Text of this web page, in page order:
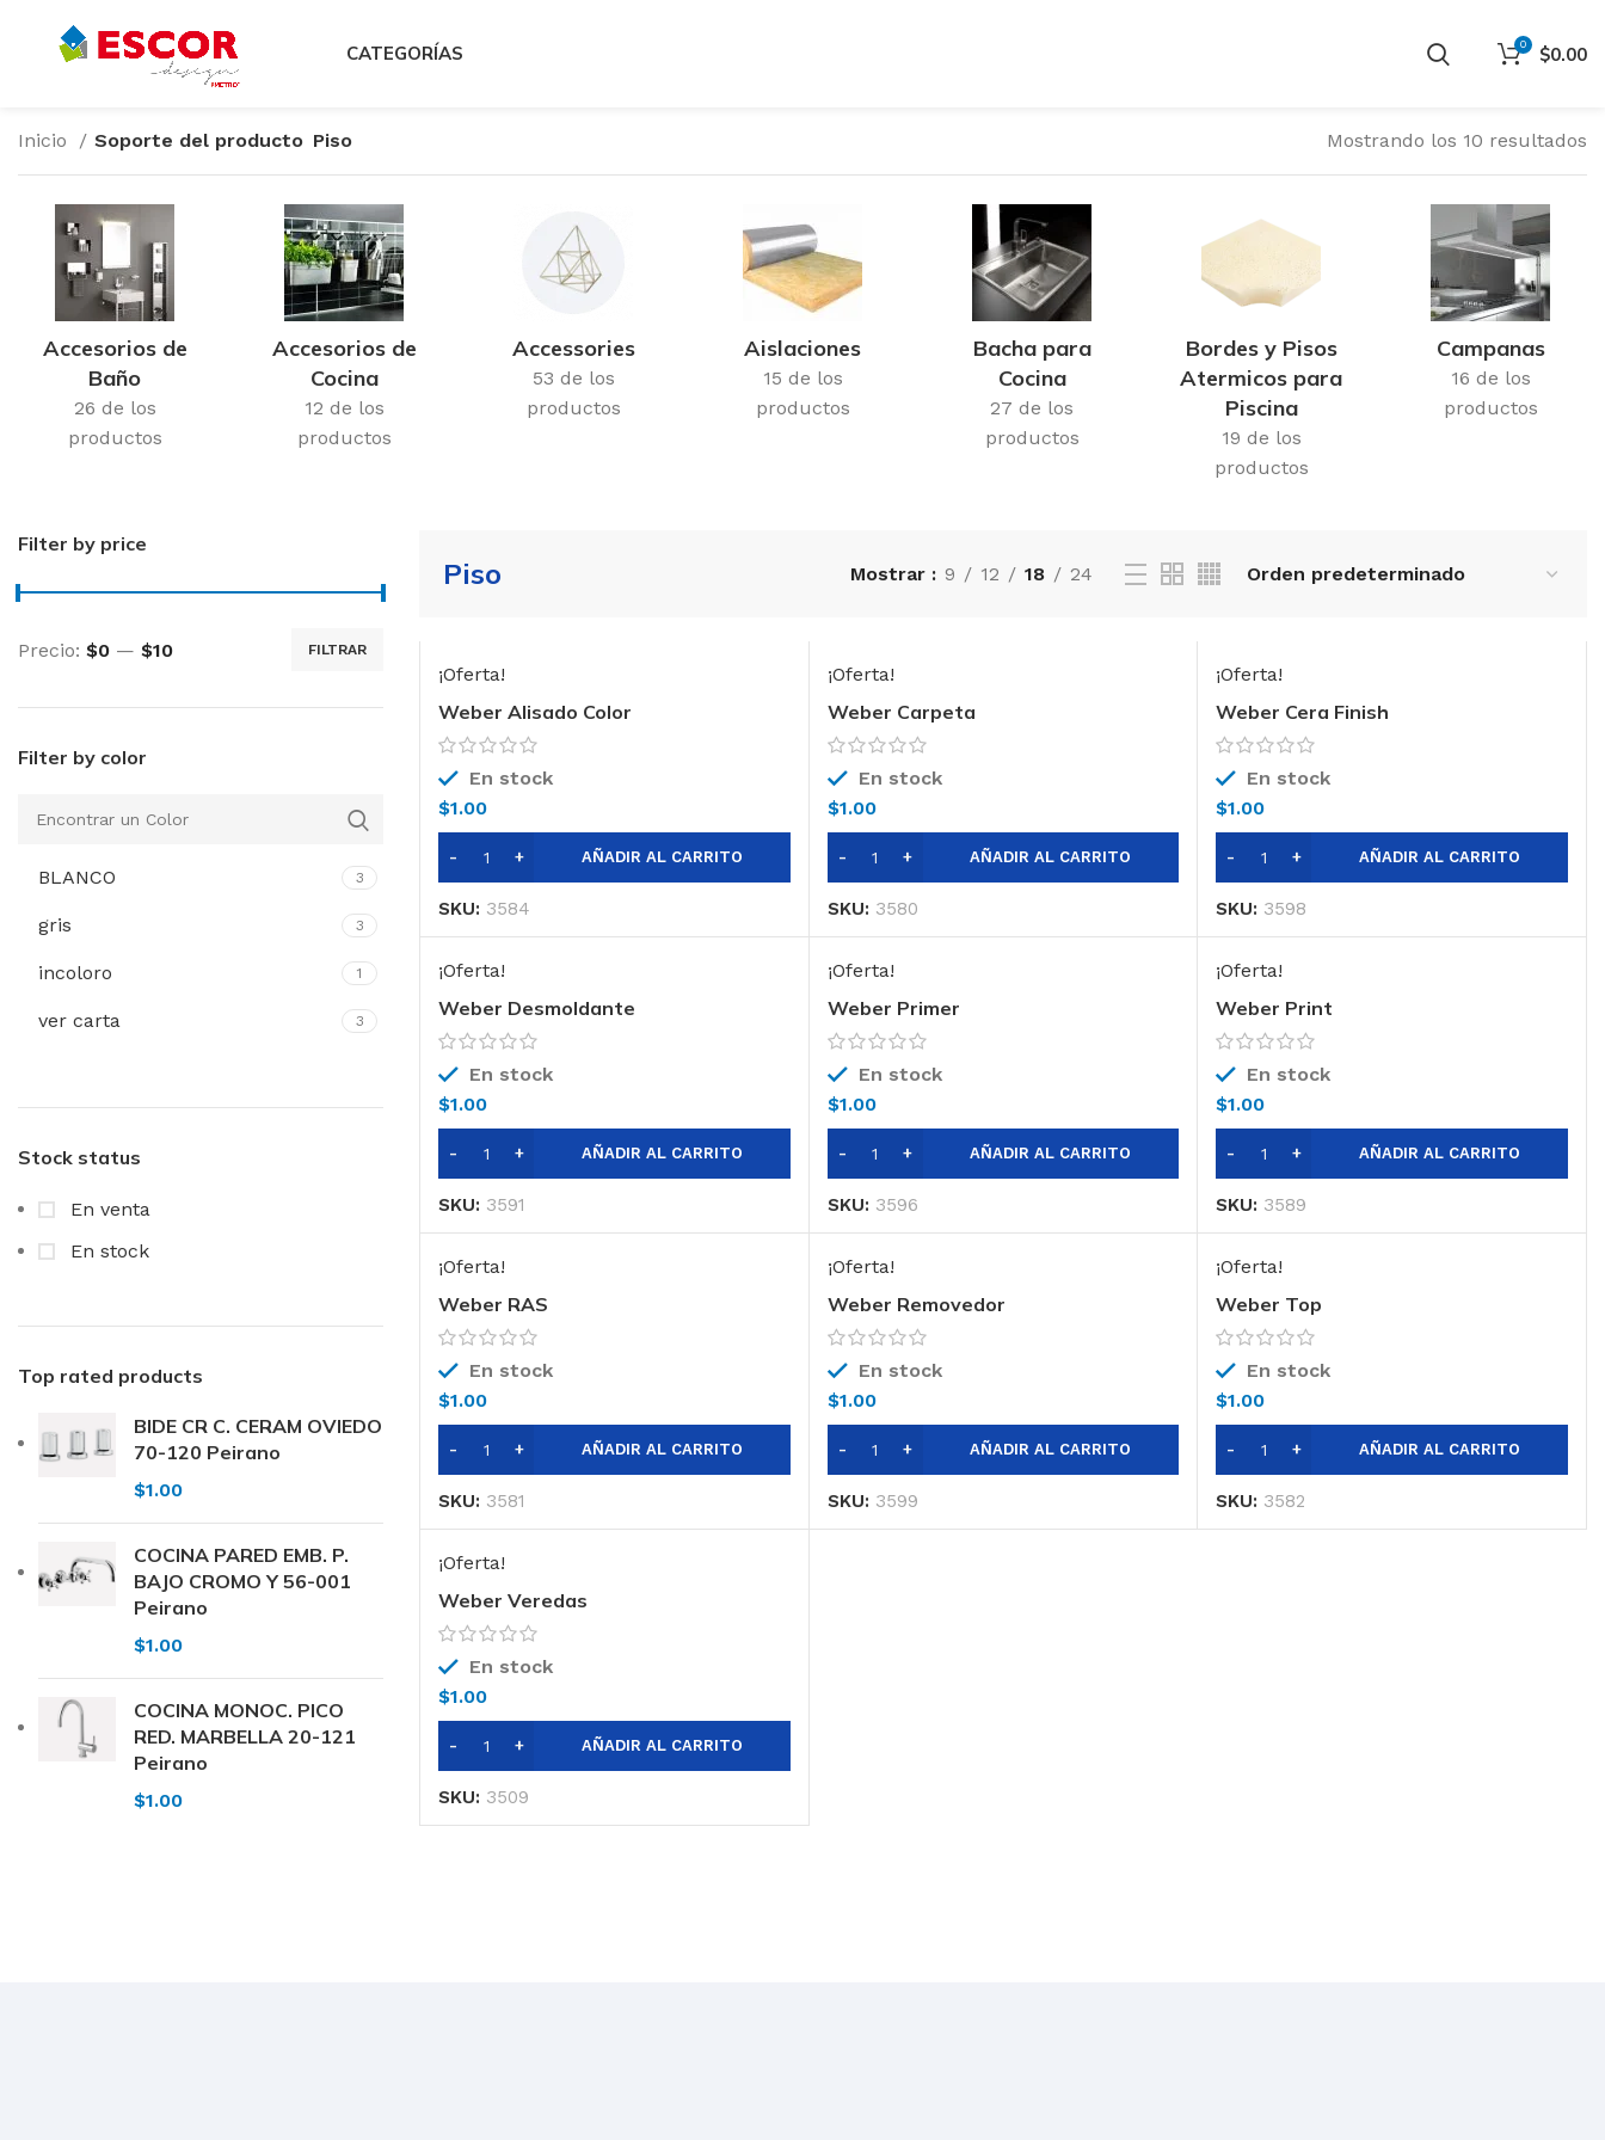
CATEGORÍAS 0 $0.00
Inicio Soporte del producto Piso Mostrando los 10 resultados
Accesorios de
Baño
26 de los
productos
Accesorios de
Cocina
12 de los
productos
Accessories
53 de los
productos
Aislaciones
15 de los
productos
Bacha para
Cocina
27 de los
productos
Bordes y Pisos
Atermicos para
Piscina
19 de los
productos
Campanas
16 de los
productos
Filter by price
FILTRAR
Precio: $0 — $10
Filter by color
BLANCO 3
gris 3
incoloro 1
ver carta 3
Stock status
En venta
En stock
Top rated products
BIDE CR C. CERAM OVIEDO
70-120 Peirano
$1.00
COCINA PARED EMB. P.
BAJO CROMO Y 56-001
Peirano
$1.00
COCINA MONOC. PICO
RED. MARBELLA 20-121
Peirano
$1.00
Piso Mostrar 9 12 18 24
¡Oferta!
Weber Alisado Color
En stock
$1.00
AÑADIR AL CARRITO
SKU: 3584
¡Oferta!
Weber Carpeta
En stock
$1.00
AÑADIR AL CARRITO
SKU: 3580
¡Oferta!
Weber Cera Finish
En stock
$1.00
AÑADIR AL CARRITO
SKU: 3598
¡Oferta!
Weber Desmoldante
En stock
$1.00
AÑADIR AL CARRITO
SKU: 3591
¡Oferta!
Weber Primer
En stock
$1.00
AÑADIR AL CARRITO
SKU: 3596
¡Oferta!
Weber Print
En stock
$1.00
AÑADIR AL CARRITO
SKU: 3589
¡Oferta!
Weber RAS
En stock
$1.00
AÑADIR AL CARRITO
SKU: 3581
¡Oferta!
Weber Removedor
En stock
$1.00
AÑADIR AL CARRITO
SKU: 3599
¡Oferta!
Weber Top
En stock
$1.00
AÑADIR AL CARRITO
SKU: 3582
¡Oferta!
Weber Veredas
En stock
$1.00
AÑADIR AL CARRITO
SKU: 3509